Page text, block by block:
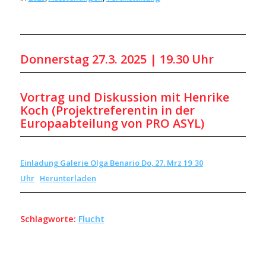
Donnerstag27.3. 2025 | 19.30 Uhr
Vortrag und Diskussion mit Henrike
Koch (Projektreferentin in der
Europaabteilung von PRO ASYL)
Einladung Galerie Olga Benario Do, 27. Mrz 19_30
Uhr Herunterladen
Schlagworte: Flucht